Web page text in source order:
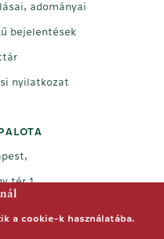
a cookie-k használatába.
adományai
bejelentések
nyilatkozat
tér 1.
Twitter Youtube